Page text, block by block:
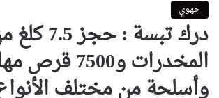
جهوي
درك تبسة : حجز
المخدرات
وأسلحة من مختلف